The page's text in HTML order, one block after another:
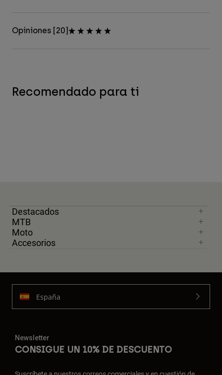
Opiniones [20]
Recomendado para ti
Destacados
MTB
Moto
Accesorios
España
Newsletter
CONSIGUE UN 10% DE DESCUENTO